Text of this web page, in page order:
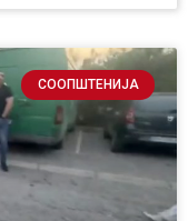
СООПШТЕНИЈА